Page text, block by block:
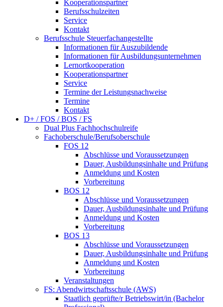
Kooperationspartner
Berufsschulzeiten
Service
Kontakt
Berufsschule Steuerfachangestellte
Informationen für Auszubildende
Informationen für Ausbildungsunternehmen
Lernortkooperation
Kooperationspartner
Service
Termine der Leistungsnachweise
Termine
Kontakt
D+ / FOS / BOS / FS
Dual Plus Fachhochschulreife
Fachoberschule/Berufsoberschule
FOS 12
Abschlüsse und Voraussetzungen
Dauer, Ausbildungsinhalte und Prüfung
Anmeldung und Kosten
Vorbereitung
BOS 12
Abschlüsse und Voraussetzungen
Dauer, Ausbildungsinhalte und Prüfung
Anmeldung und Kosten
Vorbereitung
BOS 13
Abschlüsse und Voraussetzungen
Dauer, Ausbildungsinhalte und Prüfung
Anmeldung und Kosten
Vorbereitung
Veranstaltungen
FS: Abendwirtschaftsschule (AWS)
Staatlich geprüfte/r Betriebswirt/in (Bachelor